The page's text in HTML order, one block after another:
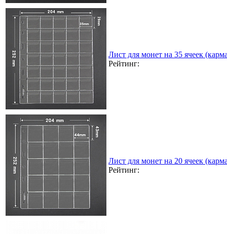
Лист для монет на 35 ячеек
Рейтинг:
Лист для монет на 20 ячеек
Рейтинг: